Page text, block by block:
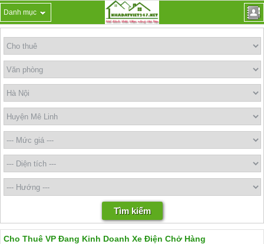
Danh mục
Cho Thuê VP Đang Kinh Doanh Xe Điện Chở Hàng